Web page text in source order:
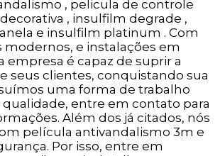
, pelicula de controle
, insulfilm degrade ,
e insulfilm platinum . Com
e instalações em
empresa é capaz de suprir a
seus clientes, conquistando sua
uma forma de trabalho
entre em contato para
Além dos já citados, nós
película antivandalismo 3m e
Por isso, entre em